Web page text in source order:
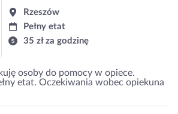
Rzeszów
Pełny etat
35 zł za godzinę
osoby do pomocy w opiece.
etat. Oczekiwania wobec opiekuna